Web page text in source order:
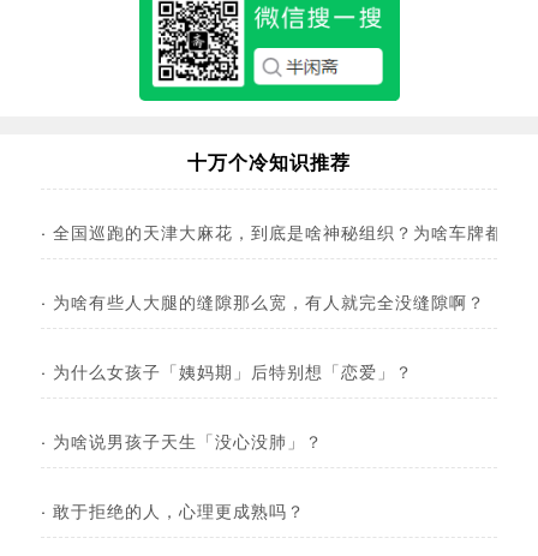
十万个冷知识推荐
· 全国巡跑的天津大麻花，到底是啥神秘组织？为啥车牌都是
· 为啥有些人大腿的缝隙那么宽，有人就完全没缝隙啊？
· 为什么女孩子「姨妈期」后特别想「恋爱」？
· 为啥说男孩子天生「没心没肺」？
· 敢于拒绝的人，心理更成熟吗？